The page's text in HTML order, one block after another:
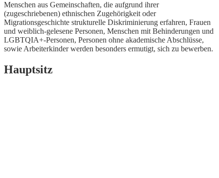
Menschen aus Gemeinschaften, die aufgrund ihrer
(zugeschriebenen) ethnischen Zugehörigkeit oder
Migrationsgeschichte strukturelle Diskriminierung erfahren, Frauen
und weiblich-gelesene Personen, Menschen mit Behinderungen und
LGBTQIA+-Personen, Personen ohne akademische Abschlüsse,
sowie Arbeiterkinder werden besonders ermutigt, sich zu bewerben.
Hauptsitz